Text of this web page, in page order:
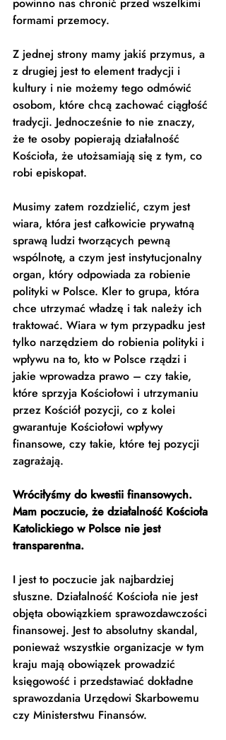
formami przemocy.
Z jednej strony mamy jakiś przymus, a
z drugiej jest to element tradycji i
kultury i nie możemy tego odmówić
osobom, które chcą zachować ciągłość
tradycji. Jednocześnie to nie znaczy,
że te osoby popierają działalność
Kościoła, że utożsamiają się z tym, co
robi episkopat.
Musimy zatem rozdzielić, czym jest
wiara, która jest całkowicie prywatną
sprawą ludzi tworzących pewną
wspólnotę, a czym jest instytucjonalny
organ, który odpowiada za robienie
polityki w Polsce. Kler to grupa, która
chce utrzymać władzę i tak należy ich
traktować. Wiara w tym przypadku jest
tylko narzędziem do robienia polityki i
wpływu na to, kto w Polsce rządzi i
jakie wprowadza prawo – czy takie,
które sprzyja Kościołowi i utrzymaniu
przez Kościół pozycji, co z kolei
gwarantuje Kościołowi wpływy
finansowe, czy takie, które tej pozycji
zagrażają.
Wróciłyśmy do kwestii finansowych.
Mam poczucie, że działalność Kościoła
Katolickiego w Polsce nie jest
transparentna.
I jest to poczucie jak najbardziej
słuszne. Działalność Kościoła nie jest
objęta obowiązkiem sprawozdawczości
finansowej. Jest to absolutny skandal,
ponieważ wszystkie organizacje w tym
kraju mają obowiązek prowadzić
księgowość i przedstawiać dokładne
sprawozdania Urzędowi Skarbowemu
czy Ministerstwu Finansów.